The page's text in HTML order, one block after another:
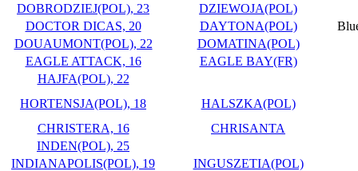
DOBRODZIEJ(POL), 23
DZIEWOJA(POL)
DOCTOR DICAS, 20
DAYTONA(POL)
DOUAUMONT(POL), 22
DOMATINA(POL)
EAGLE ATTACK, 16
EAGLE BAY(FR)
HAJFA(POL), 22
HORTENSJA(POL), 18
HALSZKA(POL)
CHRISTERA, 16
CHRISANTA
INDEN(POL), 25
INDIANAPOLIS(POL), 19
INGUSZETIA(POL)